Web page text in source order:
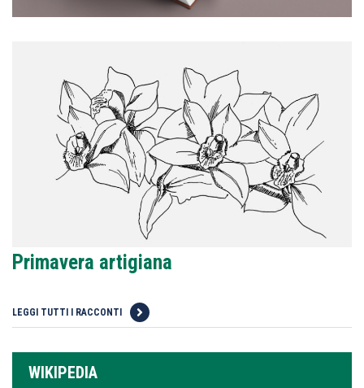
Primavera artigiana
LEGGI TUTTI I RACCONTI
WIKIPEDIA